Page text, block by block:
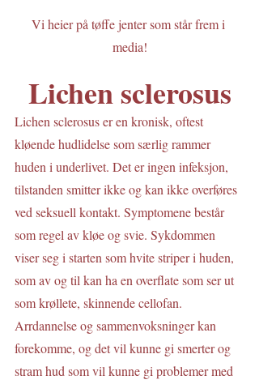
Vi heier på tøffe jenter som står frem i
media!
Lichen sclerosus
Lichen sclerosus er en kronisk, oftest
kløende hudlidelse som særlig rammer
huden i underlivet. Det er ingen infeksjon,
tilstanden smitter ikke og kan ikke overføres
ved seksuell kontakt. Symptomene består
som regel av kløe og svie. Sykdommen
viser seg i starten som hvite striper i huden,
som av og til kan ha en overflate som ser ut
som krøllete, skinnende cellofan.
Arrdannelse og sammenvoksninger kan
forekomme, og det vil kunne gi smerter og
stram hud som vil kunne gi problemer med